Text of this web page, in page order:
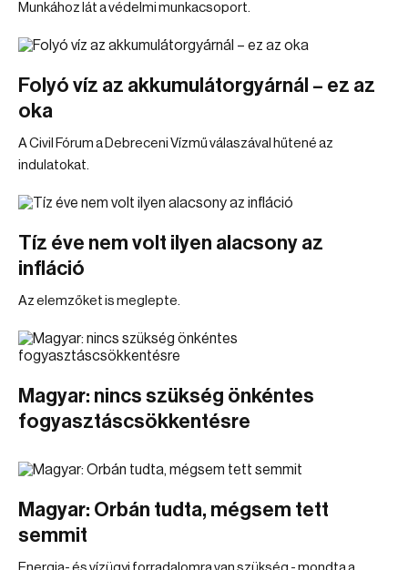
Munkához lát a védelmi munkacsoport.
Folyó víz az akkumulátorgyárnál – ez az
oka
A Civil Fórum a Debreceni Vízmű válaszával hűtené az
indulatokat.
Tíz éve nem volt ilyen alacsony az
infláció
Az elemzőket is meglepte.
Magyar: nincs szükség önkéntes
fogyasztáscsökkentésre
Magyar: Orbán tudta, mégsem tett
semmit